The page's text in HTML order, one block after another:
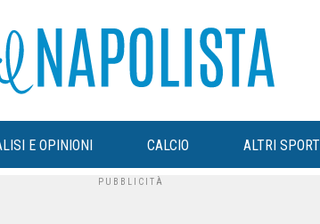
E OPINIONI CALCIO ALTRI SPORT